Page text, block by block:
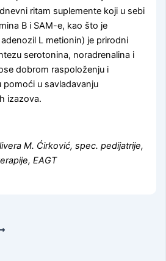
ritam suplemente koji u sebi
B i SAM-e, kao što je
L metionin) je prirodni
serotonina, noradrenalina i
dobrom raspoloženju i
u savladavanju
izazova.
M. Ćirković, spec. pedijatrije,
EAGT